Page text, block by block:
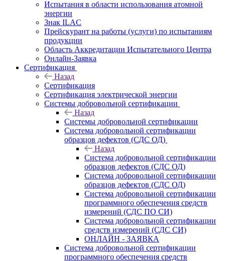
Испытания в области использования атомной
энергии
Знак ILAC
Прейскурант на работы (услуги) по испытаниям
продукции
Область Аккредитации Испытательного Центра
Онлайн-Заявка
Сертификация
Назад
Сертификация
Сертификация электрической энергии
Системы добровольной сертификации
Назад
Системы добровольной сертификации
Система добровольной сертификации
образцов дефектов (СДС ОД)
Назад
Система добровольной сертификации
образцов дефектов (СДС ОД)
Система добровольной сертификации
образцов дефектов (СДС ОД)
Система добровольной сертификации
программного обеспечения средств
измерений (СДС ПО СИ)
Система добровольной сертификации
средств измерений (СДС СИ)
ОНЛАЙН - ЗАЯВКА
Система добровольной сертификации
программного обеспечения средств